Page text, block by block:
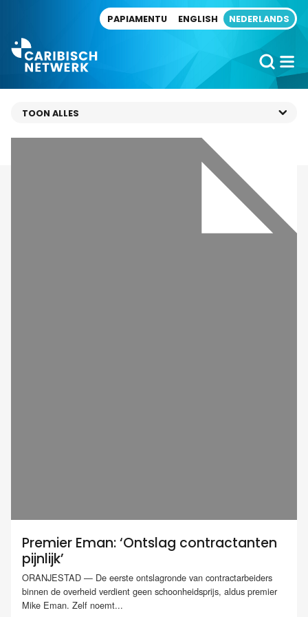
PAPIAMENTU ENGLISH NEDERLANDS
Premier Eman: ‘Ontslag contractanten
pijnlijk’
ORANJESTAD — De eerste ontslagronde van contractarbeiders
binnen de overheid verdient geen schoonheidsprijs, aldus premier
Mike Eman. Zelf noemt...